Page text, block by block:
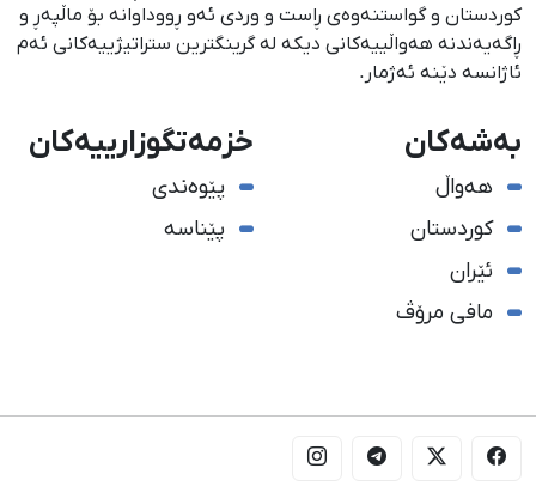
كوردستان و گواستنەوەی ڕاست و وردی ئەو ڕووداوانە بۆ ماڵپەڕ و
ڕاگەیەندنە هەواڵییەكانی دیكە لە گرینگترین ستراتیژییەكانی ئەم
ئاژانسە دێنە ئەژمار.
بەشەکان
هەواڵ
کوردستان
ئێران
مافی مرۆڤ
خزمەتگوزارییەکان
پێوەندی
پێناسە